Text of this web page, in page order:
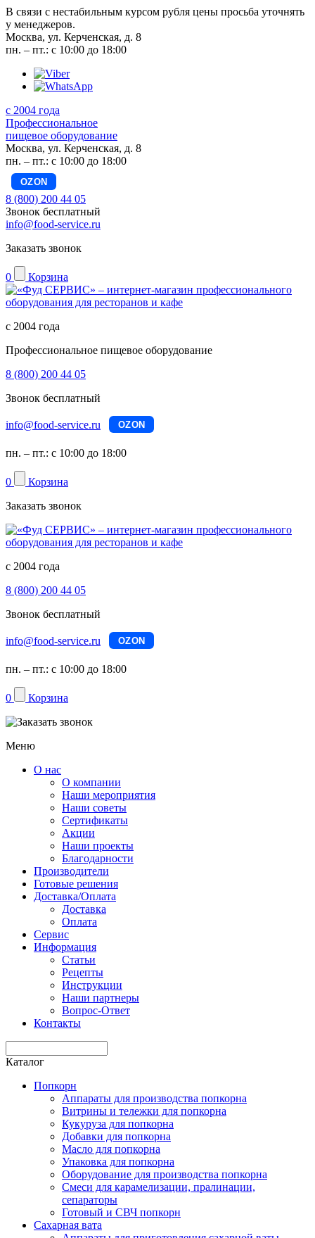
В связи с нестабильным курсом рубля цены просьба уточнять
у менеджеров.
Москва, ул. Керченская, д. 8
пн. – пт.: с 10:00 до 18:00
с 2004 года
Профессиональное
пищевое оборудование
Москва, ул. Керченская, д. 8
пн. – пт.: с 10:00 до 18:00
OZON
8 (800) 200 44 05
Звонок бесплатный
info@food-service.ru
Заказать звонок
0 Корзина
с 2004 года
Профессиональное пищевое оборудование
8 (800) 200 44 05
Звонок бесплатный
info@food-service.ru OZON
пн. – пт.: с 10:00 до 18:00
0
Корзина
Заказать звонок
с 2004 года
8 (800) 200 44 05
Звонок бесплатный
info@food-service.ru OZON
пн. – пт.: с 10:00 до 18:00
0 Корзина
Меню
О нас
О компании
Наши мероприятия
Наши советы
Сертификаты
Акции
Наши проекты
Благодарности
Производители
Готовые решения
Доставка/Оплата
Доставка
Оплата
Сервис
Информация
Статьи
Рецепты
Инструкции
Наши партнеры
Вопрос-Ответ
Контакты
Каталог
Попкорн
Аппараты для производства попкорна
Витрины и тележки для попкорна
Кукуруза для попкорна
Добавки для попкорна
Масло для попкорна
Упаковка для попкорна
Оборудование для производства попкорна
Смеси для карамелизации, пралинации,
сепараторы
Готовый и СВЧ попкорн
Сахарная вата